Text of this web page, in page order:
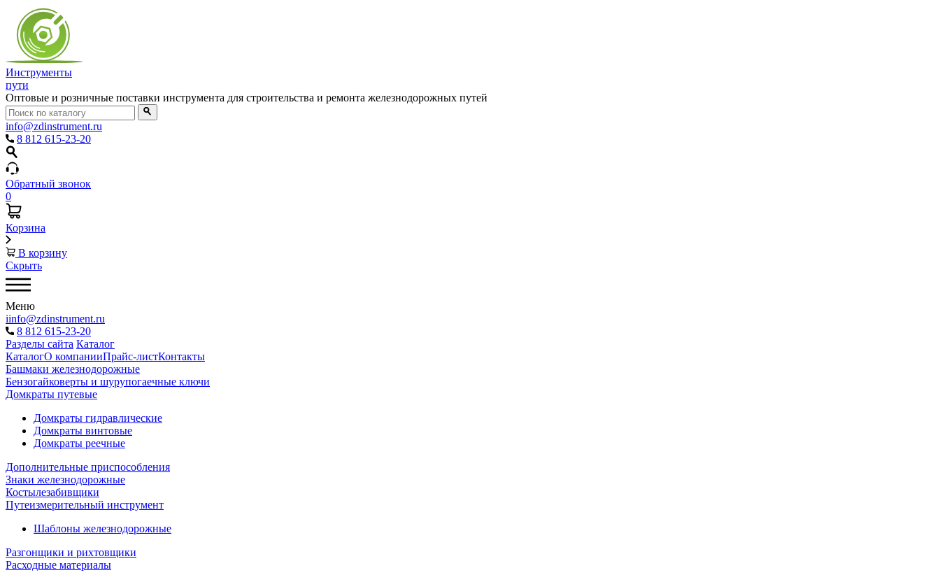
Инструменты
пути
Оптовые и розничные поставки инструмента для строительства и ремонта железнодорожных путей
info@zdinstrument.ru
8 812 615-23-20
Обратный звонок
0
Корзина
В корзину
Скрыть
Меню
iinfo@zdinstrument.ru
8 812 615-23-20
Разделы сайта Каталог
КаталогО компанииПрайс-листКонтакты
Башмаки железнодорожные
Бензогайковерты и шурупогаечные ключи
Домкраты путевые
Домкраты гидравлические
Домкраты винтовые
Домкраты реечные
Дополнительные приспособления
Знаки железнодорожные
Костылезабивщики
Путеизмерительный инструмент
Шаблоны железнодорожные
Разгонщики и рихтовщики
Расходные материалы